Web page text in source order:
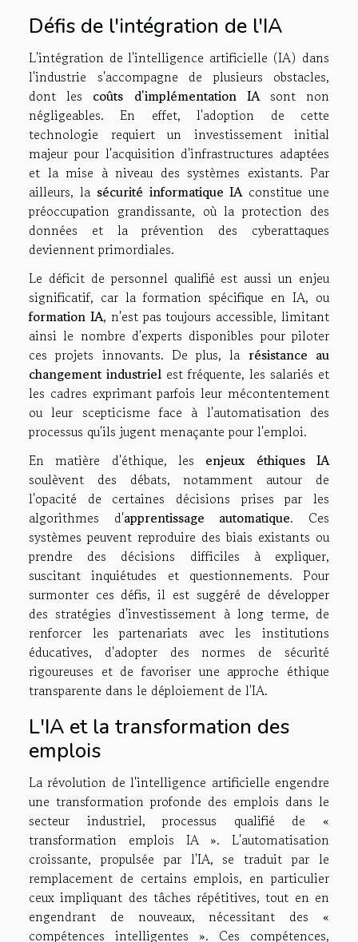
Défis de l'intégration de l'IA
L'intégration de l'intelligence artificielle (IA) dans
l'industrie s'accompagne de plusieurs obstacles,
dont les coûts d'implémentation IAsont non
négligeables. En effet, l'adoption de cette
technologie requiert un investissement initial
majeur pour l'acquisition d'infrastructures adaptées
et la mise à niveau des systèmes existants. Par
ailleurs, la sécurité informatique IAconstitue une
préoccupation grandissante, où la protection des
données et la prévention des cyberattaques
deviennent primordiales.
Le déficit de personnel qualifié est aussi un enjeu
significatif, car la formation spécifique en IA, ou
formation IA, n'est pas toujours accessible, limitant
ainsi le nombre d'experts disponibles pour piloter
ces projets innovants. De plus, la résistance au
changement industriel est fréquente, les salariés et
les cadres exprimant parfois leur mécontentement
ou leur scepticisme face à l'automatisation des
processus qu'ils jugent menaçante pour l'emploi.
En matière d'éthique, les enjeux éthiques IA
soulèvent des débats, notamment autour de
l'opacité de certaines décisions prises par les
algorithmes d'apprentissage automatique. Ces
systèmes peuvent reproduire des biais existants ou
prendre des décisions difficiles à expliquer,
suscitant inquiétudes et questionnements. Pour
surmonter ces défis, il est suggéré de développer
des stratégies d'investissement à long terme, de
renforcer les partenariats avec les institutions
éducatives, d'adopter des normes de sécurité
rigoureuses et de favoriser une approche éthique
transparente dans le déploiement de l'IA.
L'IA et la transformation des
emplois
La révolution de l'intelligence artificielle engendre
une transformation profonde des emplois dans le
secteur industriel, processus qualifié de «
transformation emplois IA ». L'automatisation
croissante, propulsée par l'IA, se traduit par le
remplacement de certains emplois, en particulier
ceux impliquant des tâches répétitives, tout en en
engendrant de nouveaux, nécessitant des «
compétences intelligentes ». Ces compétences,